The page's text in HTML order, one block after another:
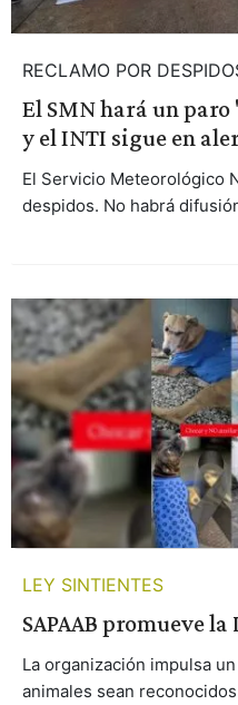
RECLAMO POR
El SMN hará un
y el INTI sigue en
El Servicio Meteorológico
despidos. No habrá
LEY SINTIENTES
SAPAAB promueve
La organización impulsa
animales sean